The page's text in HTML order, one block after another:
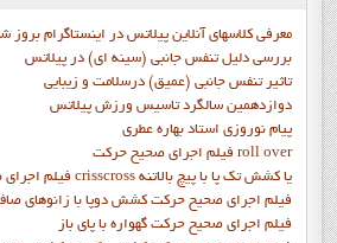
معرفی کلاسهای آنلاین پیلاتس در اینستاگرام بروز
بررسی دلیل تنفس جانبی (سینه ای) در پیلاتس
تاثیر تنفس جانبی (عمیق) درسلامت و زیبایی
دوازدهمين سالگرد تاسيس ورزش پيلاتس
پيام نوروزي استاد بهاره عطري
فيلم اجراي صحيح حرکت roll over
فيلم اجراي صحيح حركت crisscross يا كشش تك پا با پيچ بالاتنه
فيلم اجراي صحيح حرکت كشش دوپا با زانوهاي
فيلم اجراي صحيح حرکت گهواره با پاي باز